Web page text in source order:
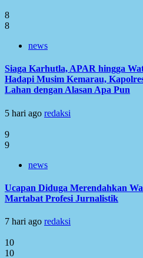
8
8
news
Siaga Karhutla, APAR hingga
Hadapi Musim Kemarau,
Lahan dengan Alasan Apa Pun
5 hari ago redaksi
9
9
news
Ucapan Diduga Merendahkan
Martabat Profesi Jurnalistik
7 hari ago redaksi
10
10